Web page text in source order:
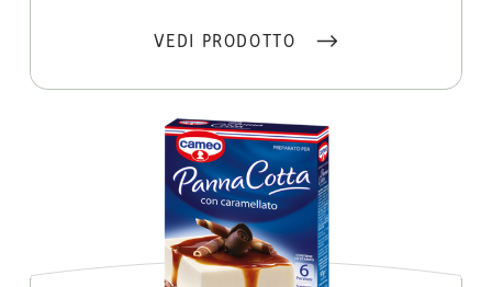
VEDI PRODOTTO